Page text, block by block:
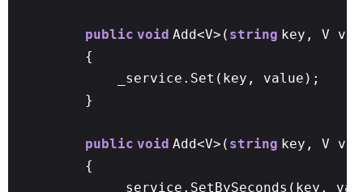
public void Add<V>( string key, V
{
_service.Set(key, value);
}
public void Add<V>( string key, V
{
_service.SetBySeconds(key,